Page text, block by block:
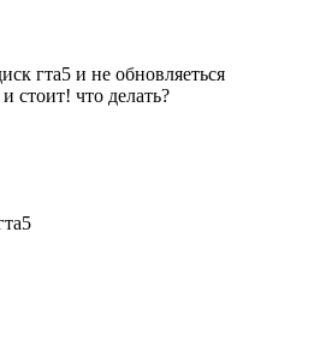
гта5 и не обновляеться
стоит! что делать?